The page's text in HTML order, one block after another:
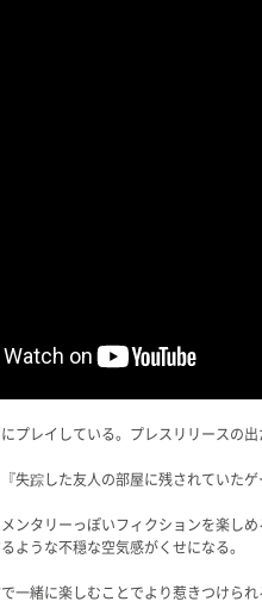
プレイしている。プレスリリース
失踪した友人の部屋に残されていたゲ
ンタリーっぽいフィクションを楽
ような不穏な空気感がくせになる。
一緒に楽しむことでより惹きつけられ